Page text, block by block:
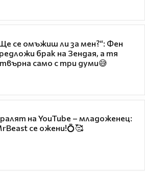
се омъжиш ли за мен?“: Фен
брак на Зендая, а тя
само с три думи😅
на YouTube – младоженец:
се ожени!💍🥰